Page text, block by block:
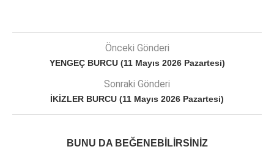
Önceki Gönderi
YENGEÇ BURCU (11 Mayıs 2026 Pazartesi)
Sonraki Gönderi
İKİZLER BURCU (11 Mayıs 2026 Pazartesi)
BUNU DA BEĞENEBILIRSINIZ